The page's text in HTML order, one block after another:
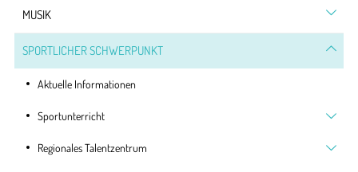
MUSIK
SPORTLICHER SCHWERPUNKT
Aktuelle Informationen
Sportunterricht
Regionales Talentzentrum